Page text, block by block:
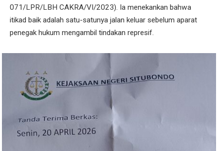
071/LPR/LBH CAKRA/VI/2023). Ia menekankan bahwa
itikad baik adalah satu-satunya jalan keluar sebelum aparat
penegak hukum mengambil tindakan represif.